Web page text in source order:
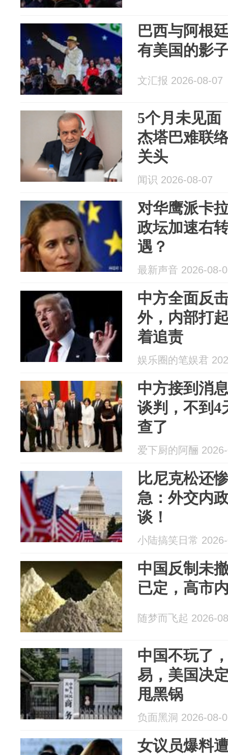
巴西与阿根
有美国的影
文汇报 2026-08-07
5个月未见面
杰塔巴难联
关头
闻识 2026-08-07
对华鹰派卡
政坛加速右
遇？
最新声音 2026-08-
中方全面反
外，内部打
着追责
娱乐圈的笔娱君
中方接到消
谈判，不到4
查了
爱下厨的阿酾
比尼克松还
急：外交内
谈！
小陆搞笑日常
中国反制未
已定，高市
随梦而飞起 2026-
中国不玩了
易，美国决
甩黑锅
负面黑洞 2026-08-
女议员爆料